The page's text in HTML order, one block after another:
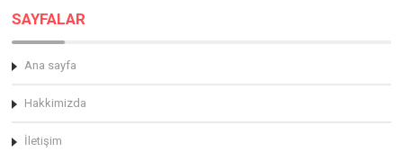
SAYFALAR
Ana sayfa
Hakkimizda
İletişim